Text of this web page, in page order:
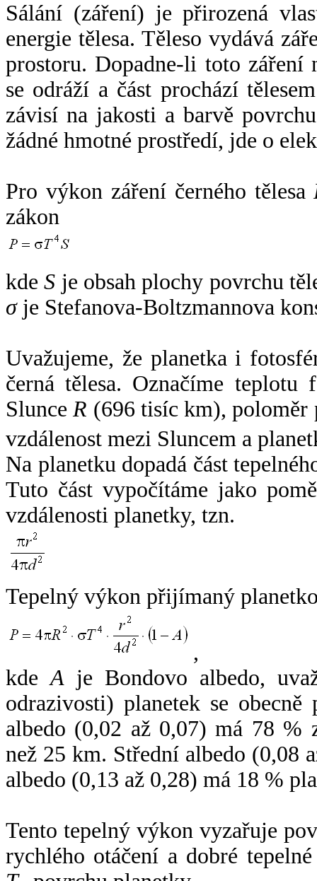
Sálání (záření) je přirozená
energie tělesa. Těleso vydává
prostoru. Dopadne-li toto záření
se odráží a část prochází
závisí na jakosti a barvě
žádné hmotné prostředí, jde o
Pro výkon záření černého tělesa
zákon
kdeS je obsah plochy povrchu
σje Stefanova-Boltzmannova
Uvažujeme, že planetka i
černá tělesa. Označíme
SlunceR (696 tisíc km),
vzdálenost mezi Sluncem a
Na planetku dopadá část
Tuto část vypočítáme jako
vzdálenosti planetky, tzn.
Tepelný výkon přijímaný
,
kdeA je Bondovo albedo,
odrazivosti) planetek se
albedo (0,02 až 0,07) má 78 %
než 25 km. Střední albedo (0,08
albedo (0,13 až 0,28) má 18 %
Tento tepelný výkon vyzařuje
rychlého otáčení a dobré